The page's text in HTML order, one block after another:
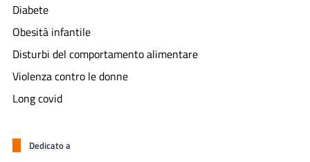
Diabete
Obesità infantile
Disturbi del comportamento alimentare
Violenza contro le donne
Long covid
Dedicato a